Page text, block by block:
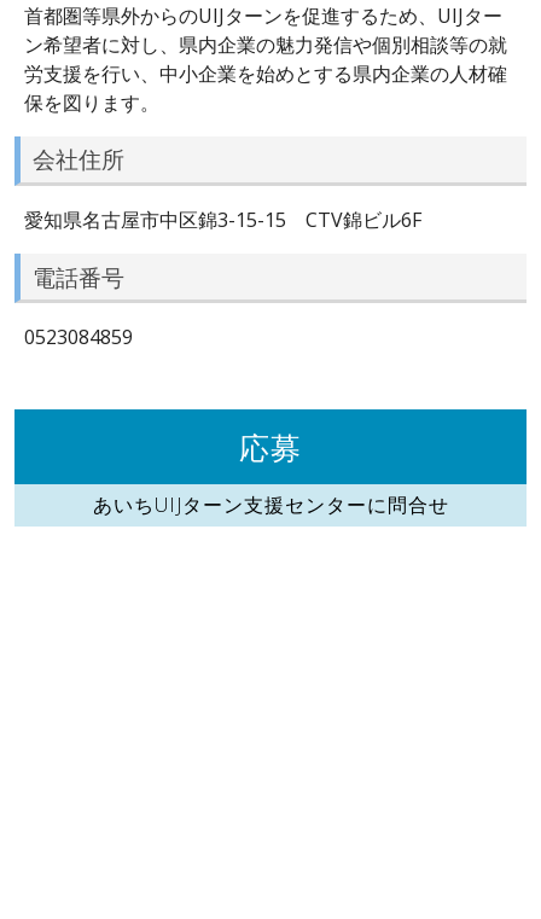
首都圏等県外からのUIJターンを促進するため、UIJター
ン希望者に対し、県内企業の魅力発信や個別相談等の就
労支援を行い、中小企業を始めとする県内企業の人材確
保を図ります。
会社住所
愛知県名古屋市中区錦3-15-15 CTV錦ビル6F
電話番号
0523084859
応募
あいちUIJターン支援センターに問合せ